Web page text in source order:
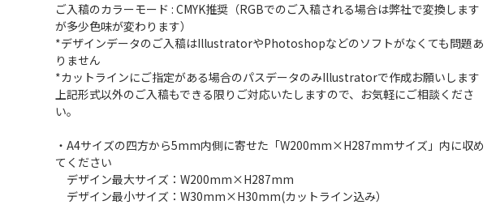
ご入稿のカラーモード : CMYK推奨（RGBでのご入稿される場合は弊社で変換します
が多少色味が変わります）
*デザインデータのご入稿はIllustratorやPhotoshopなどのソフトがなくても問題あ
りません
*カットラインにご指定がある場合のパスデータのみIllustratorで作成お願いします
上記形式以外のご入稿もできる限りご対応いたしますので、お気軽にご相談くださ
い。
・A4サイズの四方から5mm内側に寄せた「W200mm×H287mmサイズ」内に収め
てください
デザイン最大サイズ：W200mm×H287mm
デザイン最小サイズ：W30mm×H30mm(カットライン込み）